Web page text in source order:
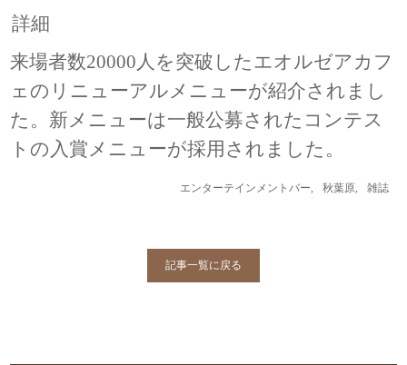
詳細
来場者数20000人を突破したエオルゼアカフ
ェのリニューアルメニューが紹介されまし
た。新メニューは一般公募されたコンテス
トの入賞メニューが採用されました。
エンターテインメントバー 秋葉原 雑誌
記事一覧に戻る